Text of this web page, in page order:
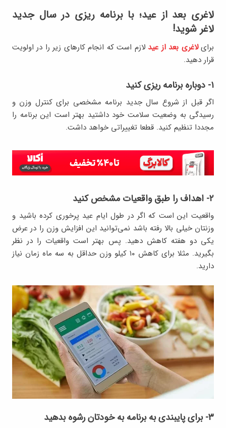
لاغری بعد از عید؛ با برنامه ریزی در سال جدید
لاغر شوید!
برایلاغری بعد از عید لازم است که انجام کارهای زیر را در اولویت
قرار دهید.
۱- دوباره برنامه ریزی کنید
اگر قبل از شروع سال جدید برنامه مشخصی برای کنترل وزن و
رسیدگی به وضعیت سلامت خود داشتید بهتر است این برنامه را
مجددا تنظیم کنید. قطعا تغییراتی خواهد داشت.
۲- اهداف را طبق واقعیات مشخص کنید
واقعیت این است که اگر در طول ایام عید پرخوری کرده باشید و
وزنتان خیلی بالا رفته باشد نمی‌توانید این افزایش وزن را در عرض
یکی دو هفته کاهش دهید. پس بهتر است واقعیات را در نظر
بگیرید. مثلا برای کاهش ۱۰ کیلو وزن حداقل به سه ماه زمان نیاز
دارید.
۳- برای پایبندی به برنامه به خودتان رشوه بدهید